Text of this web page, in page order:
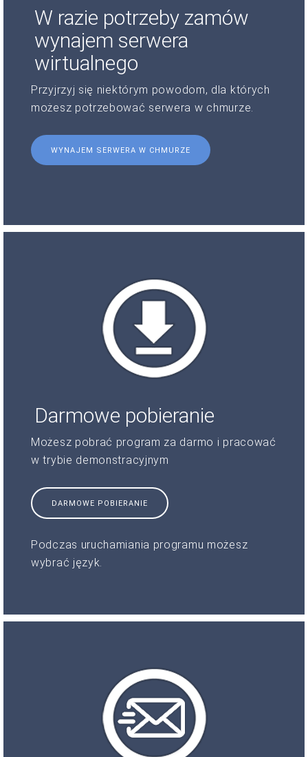
W razie potrzeby zamów
wynajem serwera
wirtualnego
Przyjrzyj się niektórym powodom, dla których
możesz potrzebować serwera w chmurze.
WYNAJEM SERWERA W CHMURZE
Darmowe pobieranie
Możesz pobrać program za darmo i pracować
w trybie demonstracyjnym
DARMOWE POBIERANIE
Podczas uruchamiania programu możesz
wybrać język.